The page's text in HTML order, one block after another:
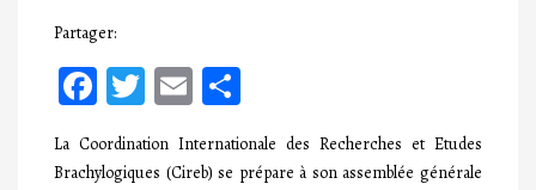
Partager:
Facebook
Twitter
Email
La Coordination Internationale des Recherches et Etudes
Brachylogiques (Cireb) se prépare à son assemblée générale